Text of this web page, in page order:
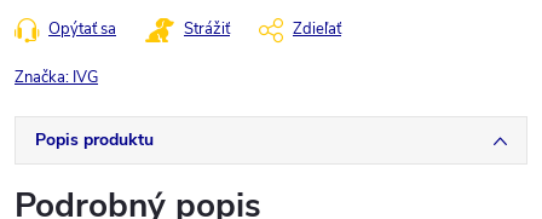
Opýtať sa Strážiť Zdieľať
Značka: IVG
Popis produktu
Podrobný popis